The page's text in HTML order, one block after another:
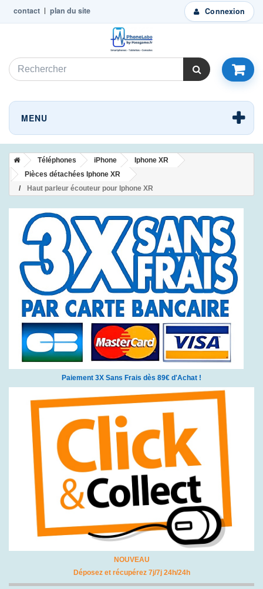
Connexion
contact plan du site
MENU
Téléphones iPhone
Iphone XR
Pièces détachées Iphone XR
Haut parleur écouteur pour Iphone XR
Paiement 3X Sans Frais dès 89€ d'Achat !
NOUVEAU
Déposez et récupérez 7j/7j 24h/24h